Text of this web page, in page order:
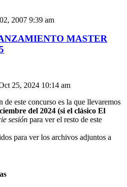
2007 9:39 am
MASTER
25, 2024 10:14 am
de este concurso es la que llevaremos
del 2024 (si el clásico El
sesión para ver el resto de este
para ver los archivos adjuntos a